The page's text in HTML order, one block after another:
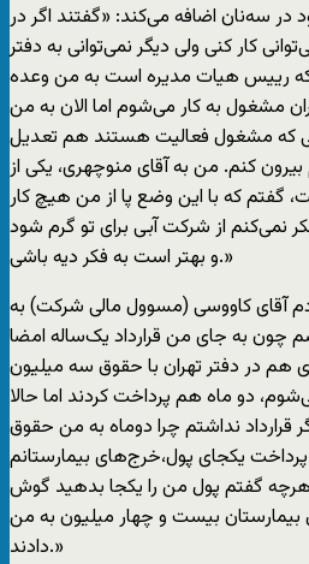
در سه‌نان اضافه می‌کند: «گفتند اگر در
کار کنی ولی دیگر نمی‌توانی به دفتر
که رییس هیات مدیره است به من وعده
مشغول به کار می‌شوم اما الان به من
که مشغول فعالیت هستند هم تعدیل
کنم. من به آقای منوچهری، یکی از
که با این وضع پا از من هیچ کار
نمی‌کنم از شرکت آبی برای تو گرم شود
و بهتر است به فکر دیه باشی.»
آقای کاووسی (مسوول مالی شرکت) به
چون به جای من قرارداد یک‌ساله امضا
هم در دفتر تهران با حقوق سه میلیون
دو ماه هم پرداخت کردند اما حالا
قرارداد نداشتم چرا دوماه به من حقوق
یکجای پول،خرج‌های بیمارستانم
هرچه گفتم پول من را یکجا بدهید گوش
بیمارستان بیست و چهار میلیون به من
دادند.»